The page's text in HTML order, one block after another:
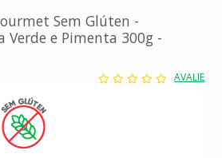
Sem Glúten -
Verde e Pimenta 300g -
AVALIE